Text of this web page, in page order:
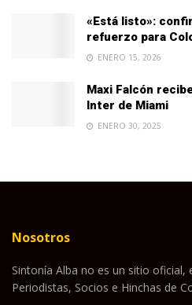
«Está listo»:
refuerzo para
ENERO 15, 2026
Maxi Falcón
Inter de Miami
ENERO 30, 2025
Nosotros
Sintonía Alba no es un sitio
Periodistas, Socios e Hinchas de